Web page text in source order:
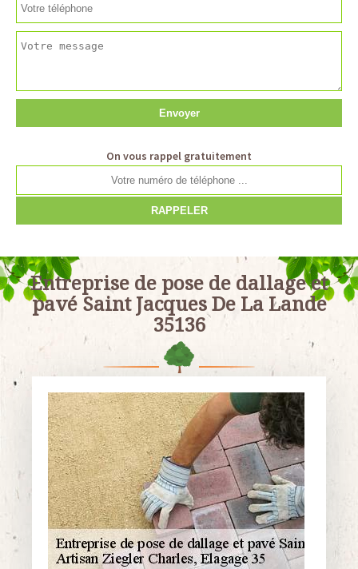
On vous rappel gratuitement
Entreprise de pose de dallage et
pavé Saint Jacques De La Lande
35136